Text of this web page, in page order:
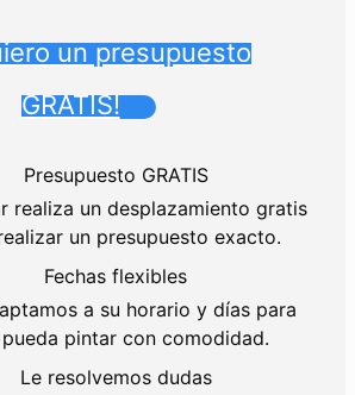
un presupuesto
GRATIS!
Presupuesto GRATIS
realiza un desplazamiento gratis
un presupuesto exacto.
Fechas flexibles
a su horario y días para
pintar con comodidad.
Le resolvemos dudas